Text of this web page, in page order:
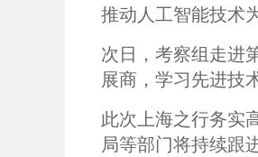
推动人工智能技术
次日，考察组走进
展商，学习先进技
此次上海之行务实
局等部门将持续跟